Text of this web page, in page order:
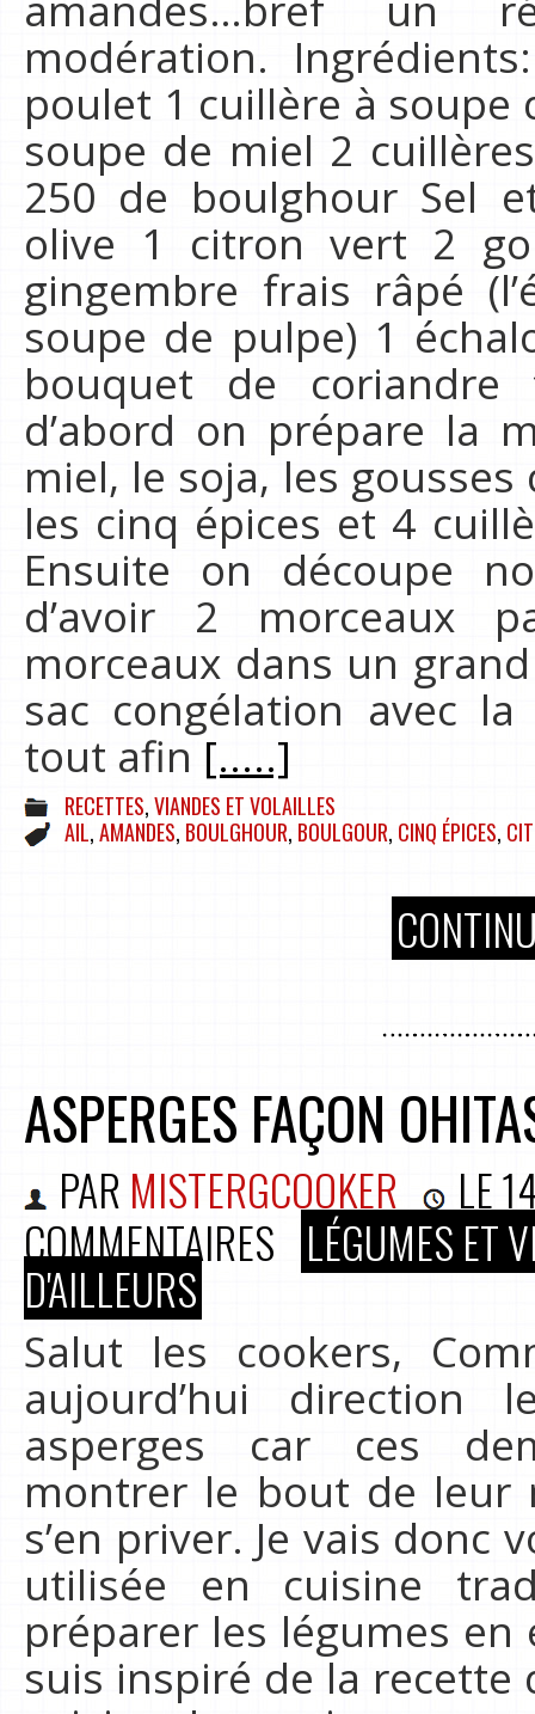
modération.
poulet 1 cuillère à soupe
soupe de miel 2
250 de boulghour Sel
olive 1 citron vert 2
gingembre frais râpé
soupe de pulpe) 1
bouquet de coriandre
d’abord on prépare la
miel, le soja, les
les cinq épices et 4
Ensuite on découpe
d’avoir 2 morceaux
morceaux dans un
sac congélation avec
tout afin[.....]
RECETTES,VIANDES ET VOLAILLES
AIL,AMANDES, BOULGHOUR, BOULGOUR, CINQ ÉPICES,
ASPERGES FAÇON
PAR MISTERGCOOKER LE
COMMENTAIRES LÉGUMES ET
D'AILLEURS
Salut les cookers,
aujourd’hui direction
asperges car ces
montrer le bout de leur
s’en priver. Je vais
utilisée en cuisine
préparer les légumes en
suis inspiré de la recette